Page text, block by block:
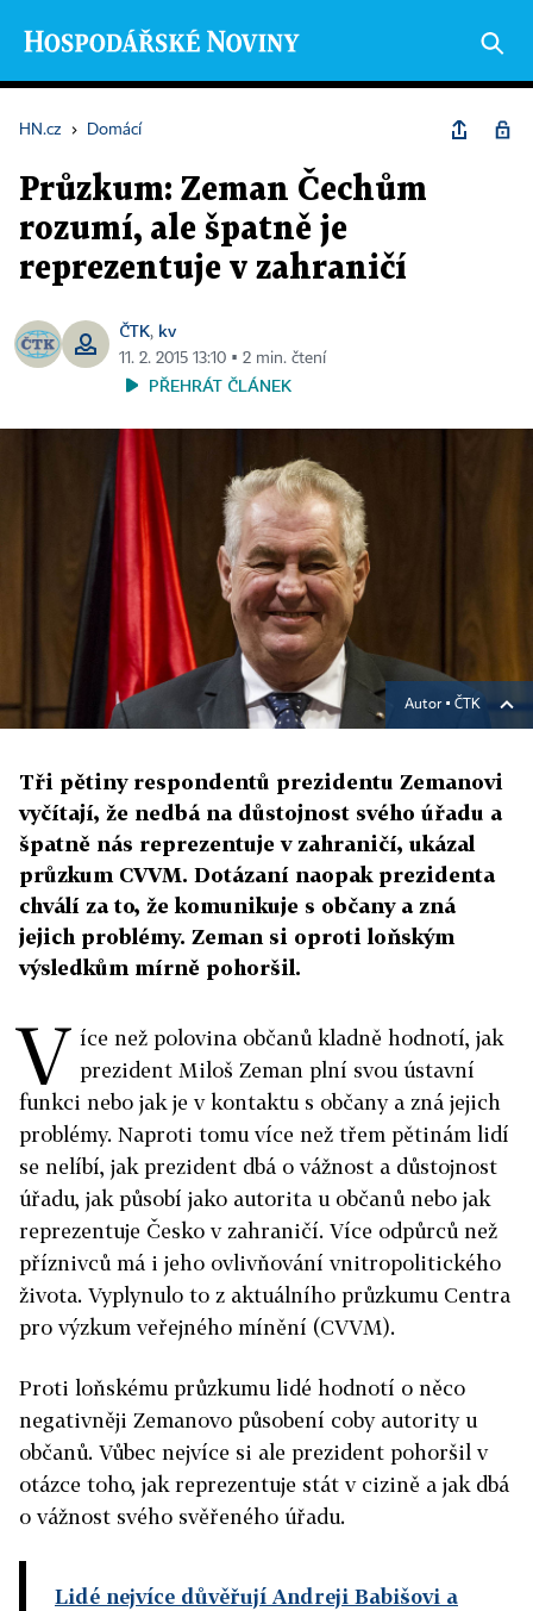
HN.cz › Domácí
Průzkum: Zeman Čechům
rozumí, ale špatně je
reprezentuje v zahraničí
ČTK, kv
11. 2. 2015 13:10 ▪ 2 min. čtení
PŘEHRÁT ČLÁNEK
Autor ▪ ČTK
Tři pětiny respondentů prezidentu Zemanovi
vyčítají, že nedbá na důstojnost svého úřadu a
špatně nás reprezentuje v zahraničí, ukázal
průzkum CVVM. Dotázaní naopak prezidenta
chválí za to, že komunikuje s občany a zná
jejich problémy. Zeman si oproti loňským
výsledkům mírně pohoršil.
V íce než polovina občanů kladně hodnotí, jak
prezident Miloš Zeman plní svou ústavní
funkci nebo jak je v kontaktu s občany a zná jejich
problémy. Naproti tomu více než třem pětinám lidí
se nelíbí, jak prezident dbá o vážnost a důstojnost
úřadu, jak působí jako autorita u občanů nebo jak
reprezentuje Česko v zahraničí. Více odpůrců než
příznivců má i jeho ovlivňování vnitropolitického
života. Vyplynulo to z aktuálního průzkumu Centra
pro výzkum veřejného mínění (CVVM).
Proti loňskému průzkumu lidé hodnotí o něco
negativněji Zemanovo působení coby autority u
občanů. Vůbec nejvíce si ale prezident pohoršil v
otázce toho, jak reprezentuje stát v cizině a jak dbá
o vážnost svého svěřeného úřadu.
Lidé nejvíce důvěřují Andreji Babišovi a